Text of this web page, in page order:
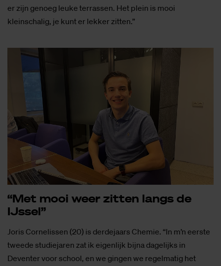
er zijn genoeg leuke terrassen. Het plein is mooi
kleinschalig, je kunt er lekker zitten.”
“Met mooi weer zit­ten langs de
IJs­sel”
Joris Cornelissen (20) is derdejaars Chemie. “In m’n eerste
tweede studiejaren zat ik eigenlijk bijna dagelijks in
Deventer voor school, en we gingen we regelmatig het